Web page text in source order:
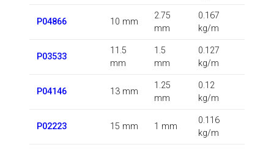
P04866 10 mm
2.75
mm
0.167
kg/m
P03533
11.5
mm
1.5
mm
0.127
kg/m
P04146 13 mm
1.25
mm
0.12
kg/m
P02223 15 mm 1 mm
0.116
kg/m